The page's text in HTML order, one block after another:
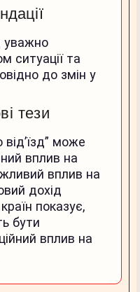
уважно
ситуації та
до змін у
тези
може
вплив на
вплив на
дохід
показує,
бути
вплив на